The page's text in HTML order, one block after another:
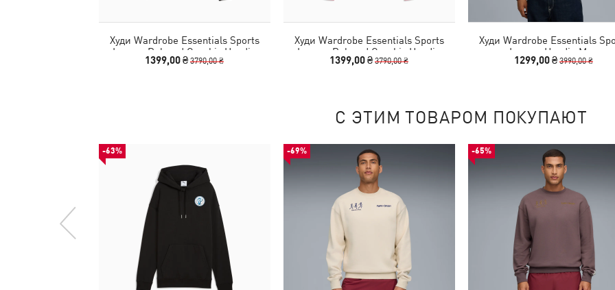
Худи Wardrobe Essentials Sports
Legacy Relaxed Graphic Hoodie
Women
1399,00 ₴3790,00 ₴
Худи Wardrobe Essentials Sports
Legacy Relaxed Graphic Hoodie
Women
1399,00 ₴3790,00 ₴
Худи Wardrobe Essentials
Legacy Hoodie Men
1299,00 ₴3990,00 ₴
С ЭТИМ ТОВАРОМ ПОКУПАЮТ
-63% -69% -65%